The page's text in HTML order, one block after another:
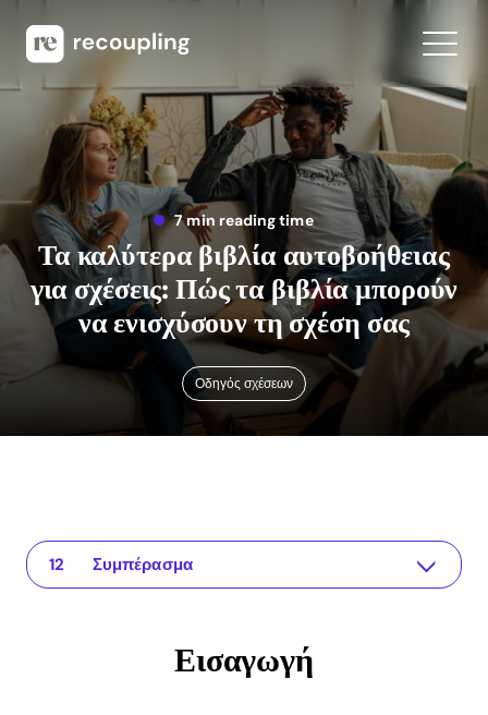
7 min reading time
Τα καλύτερα βιβλία αυτοβοήθειας
για σχέσεις: Πώς τα βιβλία μπορούν
να ενισχύσουν τη σχέση σας
Οδηγός σχέσεων
Εισαγωγή
The app for your relationship
Γιατί είναι σημαντικά τα βιβλία αυτοβοήθειας για σχέσεις
Συνιστώμενα βιβλία αυτοβοήθειας για σχέσεις
Πρακτικά παραδείγματα εφαρμογής βιβλίων αυτοβοήθειας
Ο ρόλος της εφαρμογής Recoupling
Οφέλη ROI από την επένδυση σε βιβλία αυτοβοήθειας
Συχνές ερωτήσεις (FAQ)
1. Πώς μπορώ να επιλέξω το κατάλληλο βιβλίο αυτοβοήθειας για τη σχέση μου;
2. Πώς ενσωματώνουμε τα διδάγματα από τα βιβλία στην καθημερινότητά μας;
3. Υπάρχουν συγκεκριμένα βιβλία που συμπληρώνουν τη χρήση της εφαρμογής Recoupling;
Συμπέρασμα
Εισαγωγή